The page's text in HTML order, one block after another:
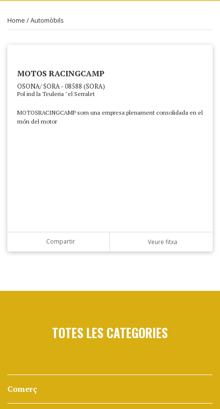
Home /Automòbils
MOTOS RACINGCAMP
OSONA/ SORA - 08588 (SORA)
Pol ind la Teuleria "el Serralet
MOTOSRACINGCAMP som una empresa plenament consolidada en el
món del motor
Compartir Veure fitxa
TOTES LES CATEGORIES
Comerç